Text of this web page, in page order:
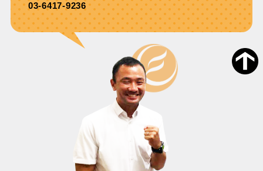
03-6417-9236